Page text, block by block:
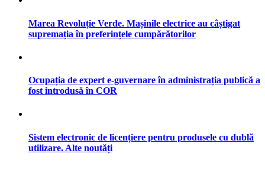
Marea Revoluție Verde. Mașinile electrice au câștigat
supremația în preferințele cumpărătorilor
Ocupația de expert e-guvernare în administrația publică a
fost introdusă în COR
Sistem electronic de licențiere pentru produsele cu dublă
utilizare. Alte noutăți